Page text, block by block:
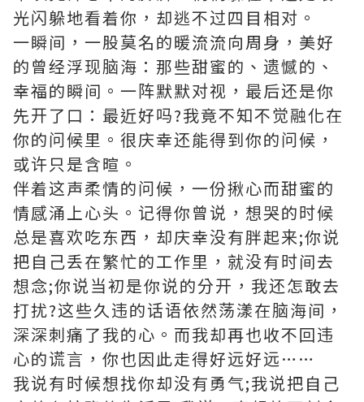
光闪躲地看着你，却逃不过四目相对。
一瞬间，一股莫名的暖流流向周身，美好
的曾经浮现脑海：那些甜蜜的、遗憾的、
幸福的瞬间。一阵默默对视，最后还是你
先开了口：最近好吗?我竟不知不觉融化在
你的问候里。很庆幸还能得到你的问候，
或许只是含暄。
伴着这声柔情的问候，一份揪心而甜蜜的
情感涌上心头。记得你曾说，想哭的时候
总是喜欢吃东西，却庆幸没有胖起来;你说
把自己丢在繁忙的工作里，就没有时间去
想念;你说当初是你说的分开，我还怎敢去
打扰?这些久违的话语依然荡漾在脑海间，
深深刺痛了我的心。而我却再也收不回违
心的谎言，你也因此走得好远好远……
我说有时候想找你却没有勇气;我说把自己